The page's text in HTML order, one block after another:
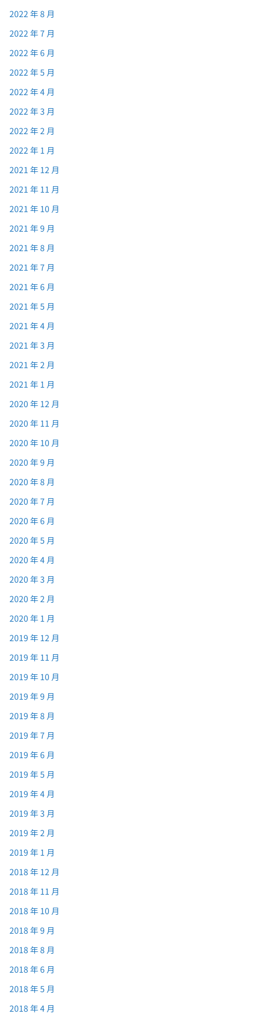
2022 年 8 月
2022 年 7 月
2022 年 6 月
2022 年 5 月
2022 年 4 月
2022 年 3 月
2022 年 2 月
2022 年 1 月
2021 年 12 月
2021 年 11 月
2021 年 10 月
2021 年 9 月
2021 年 8 月
2021 年 7 月
2021 年 6 月
2021 年 5 月
2021 年 4 月
2021 年 3 月
2021 年 2 月
2021 年 1 月
2020 年 12 月
2020 年 11 月
2020 年 10 月
2020 年 9 月
2020 年 8 月
2020 年 7 月
2020 年 6 月
2020 年 5 月
2020 年 4 月
2020 年 3 月
2020 年 2 月
2020 年 1 月
2019 年 12 月
2019 年 11 月
2019 年 10 月
2019 年 9 月
2019 年 8 月
2019 年 7 月
2019 年 6 月
2019 年 5 月
2019 年 4 月
2019 年 3 月
2019 年 2 月
2019 年 1 月
2018 年 12 月
2018 年 11 月
2018 年 10 月
2018 年 9 月
2018 年 8 月
2018 年 6 月
2018 年 5 月
2018 年 4 月